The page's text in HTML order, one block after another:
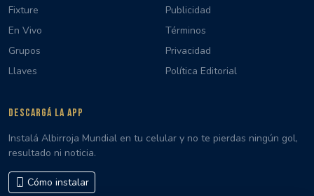
Fixture
En Vivo
Grupos
Llaves
Publicidad
Términos
Privacidad
Política Editorial
DESCARGÁ LA APP
Instalá Albirroja Mundial en tu celular y no te pierdas ningún gol,
resultado ni noticia.
Cómo instalar